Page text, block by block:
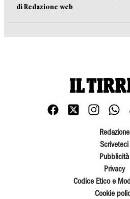
di Redazione web
Redazione
Scriveteci
Pubblicità
Privacy
Codice Etico e
Cookie